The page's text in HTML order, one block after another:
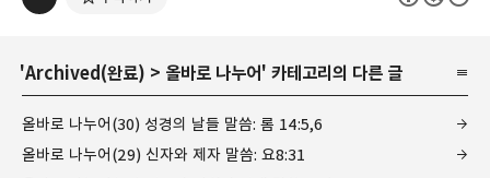
'Archived(완료) > 올바로 나누어' 카테고리의 다른 글
올바로 나누어(30) 성경의 날들 말씀: 롬 14:5,6
올바로 나누어(29) 신자와 제자 말씀: 요8:31